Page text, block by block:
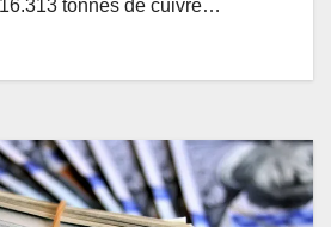
tonnes de cuivre…